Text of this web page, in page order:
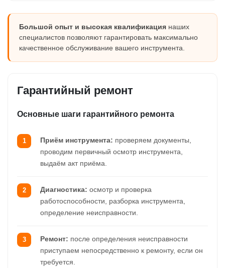
Большой опыт и высокая квалификация наших
специалистов позволяют гарантировать максимально
качественное обслуживание вашего инструмента.
Гарантийный ремонт
Основные шаги гарантийного ремонта
Приём инструмента: проверяем документы,
проводим первичный осмотр инструмента,
выдаём акт приёма.
Диагностика: осмотр и проверка
работоспособности, разборка инструмента,
определение неисправности.
Ремонт: после определения неисправности
приступаем непосредственно к ремонту, если он
требуется.